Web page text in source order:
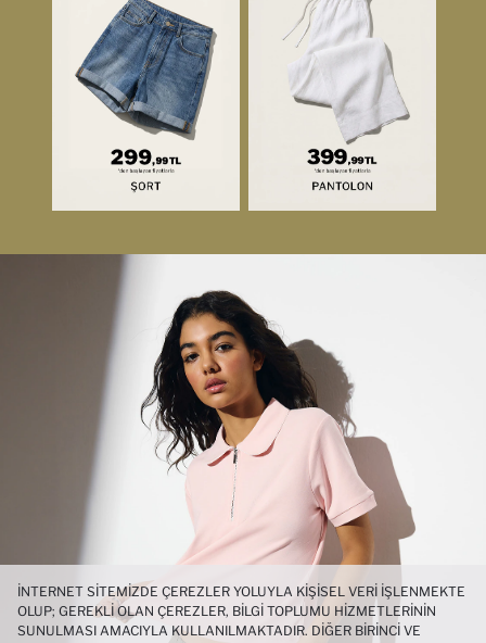
İNTERNET SITEMIZDE ÇEREZLER YOLUYLA KIŞISEL VERI IŞLENMEKTE
OLUP; GEREKLI OLAN ÇEREZLER, BILGI TOPLUMU HIZMETLERININ
SUNULMASI AMACIYLA KULLANILMAKTADIR. DIĞER BIRINCI VE